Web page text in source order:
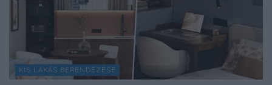
KIS LAKÁS BERENDEZÉSE